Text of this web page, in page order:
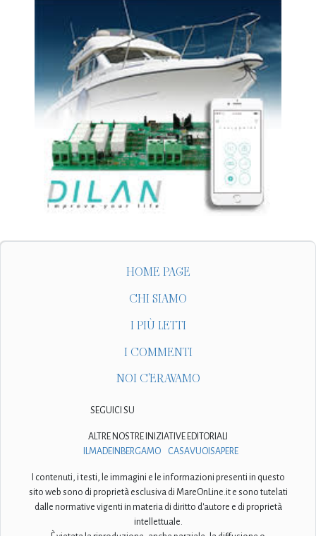
HOME PAGE
CHI SIAMO
I PIÙ LETTI
I COMMENTI
NOI C'ERAVAMO
SEGUICI SU
ALTRE NOSTRE INIZIATIVE EDITORIALI
ILMADEINBERGAMO
CASAVUOISAPERE
I contenuti, i testi, le immagini e le informazioni presenti in questo
sito web sono di proprietà esclusiva di MareOnLine.it e sono tutelati
dalle normative vigenti in materia di diritto d'autore e di proprietà
intellettuale.